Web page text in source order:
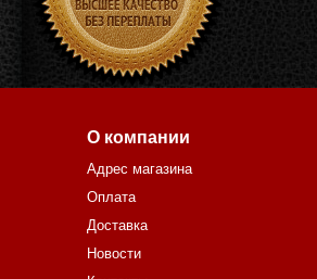
О компании
Адрес магазина
Оплата
Доставка
Новости